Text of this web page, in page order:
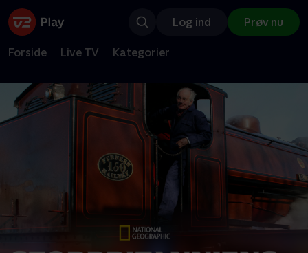
Log ind Prøv nu
Forside Live TV Kategorier